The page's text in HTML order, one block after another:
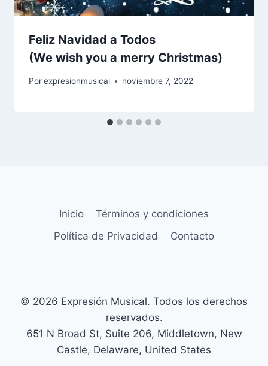
Feliz Navidad a Todos
(We wish you a merry Christmas)
Porexpresionmusical noviembre 7, 2022
Inicio
Términos y condiciones
Política de Privacidad
Contacto
© 2026 Expresión Musical. Todos los derechos
reservados.
651 N Broad St, Suite 206, Middletown, New
Castle, Delaware, United States